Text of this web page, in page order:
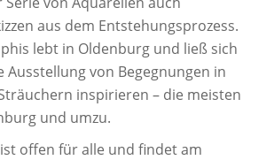
aus dem Entstehungsprozess.
lebt in Oldenburg und ließ sich
von Begegnungen in
inspirieren – die meisten
und umzu.
offen für alle und findet am